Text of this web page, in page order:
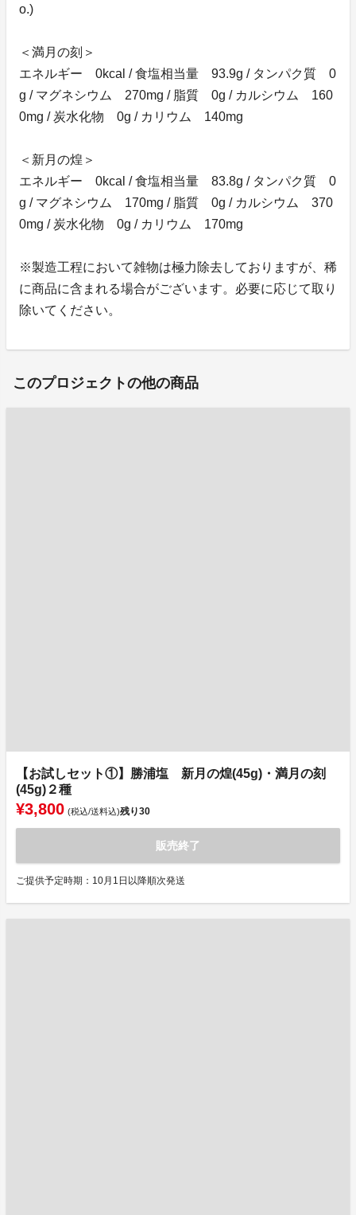
o.)
＜満月の刻＞
エネルギー 0kcal / 食塩相当量 93.9g / タンパク質 0
g / マグネシウム 270mg / 脂質 0g / カルシウム 160
0mg / 炭水化物 0g / カリウム 140mg
＜新月の煌＞
エネルギー 0kcal / 食塩相当量 83.8g / タンパク質 0
g / マグネシウム 170mg / 脂質 0g / カルシウム 370
0mg / 炭水化物 0g / カリウム 170mg
※製造工程において雑物は極力除去しておりますが、稀
に商品に含まれる場合がございます。必要に応じて取り
除いてください。
このプロジェクトの他の商品
【お試しセット①】勝浦塩 新月の煌(45g)・満月の刻
(45g)２種
¥3,800 (税込/送料込)残り30
販売終了
ご提供予定時期：10月1日以降順次発送